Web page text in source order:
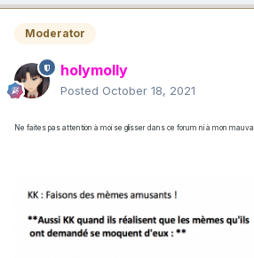
Moderator
holymolly
Posted October 18, 2021
Ne faites pas attention à moi se glisser dans ce forum ni à mon